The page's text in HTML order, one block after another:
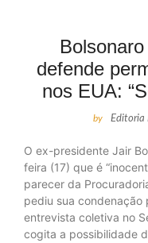
defende
nos EUA:
by Editoria
O ex-presidente Jair
feira (17) que é
parecer da
pediu sua condenação
entrevista coletiva no
cogita a possibilidade